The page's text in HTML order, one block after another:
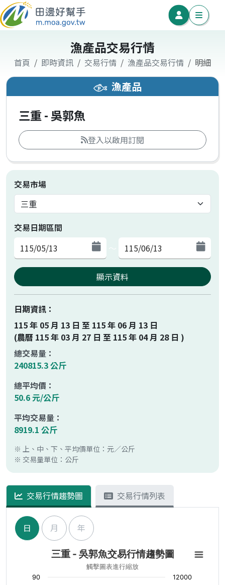
漁產品交易行情
首頁 即時資訊 交易行情 漁產品交易行情 明細
漁產品
三重 - 吳郭魚
登入以啟用訂閱
交易市場
交易日期區間
～
顯示資料
日期資訊：
115 年 05 月 13 日 至 115 年 06 月 13 日
(農曆 115 年 03 月 27 日 至 115 年 04 月 28 日 )
總交易量：
240815.3 公斤
總平均價：
50.6 元/公斤
平均交易量：
8919.1 公斤
※ 上、中、下、平均價單位：元／公斤
※ 交易量單位：公斤
交易行情趨勢圖 交易行情列表
日 月 年
三重 - 吳郭魚交易行情趨勢圖
觸擊圖表進行縮放
12000
90